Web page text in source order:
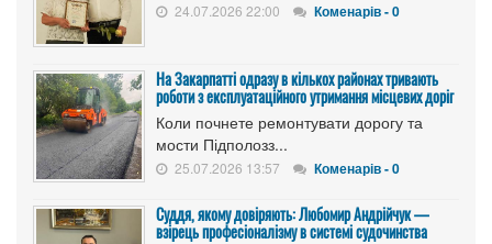
24.07.2026 22:00 Коменарів - 0
На Закарпатті одразу в кількох районах тривають
роботи з експлуатаційного утримання місцевих доріг
Коли почнете ремонтувати дорогу та
мости Підполозз...
25.07.2026 13:57 Коменарів - 0
Суддя, якому довіряють: Любомир Андрійчук —
взірець професіоналізму в системі судочинства